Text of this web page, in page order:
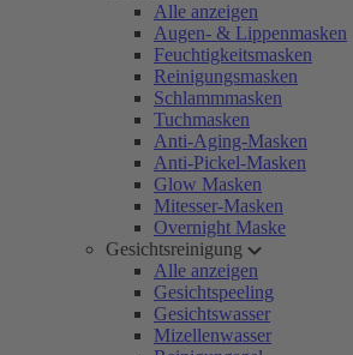
Alle anzeigen
Augen- & Lippenmasken
Feuchtigkeitsmasken
Reinigungsmasken
Schlammmasken
Tuchmasken
Anti-Aging-Masken
Anti-Pickel-Masken
Glow Masken
Mitesser-Masken
Overnight Maske
Gesichtsreinigung
Alle anzeigen
Gesichtspeeling
Gesichtswasser
Mizellenwasser